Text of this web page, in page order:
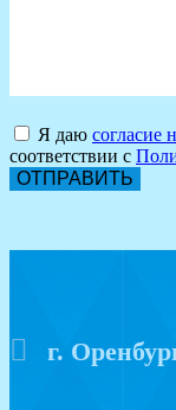
Я даю согласие
соответствии с
ОТПРАВИТЬ
г.